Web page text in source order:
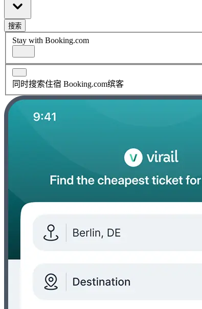
搜索
Stay with Booking.com
同时搜索住宿 Booking.com缤客